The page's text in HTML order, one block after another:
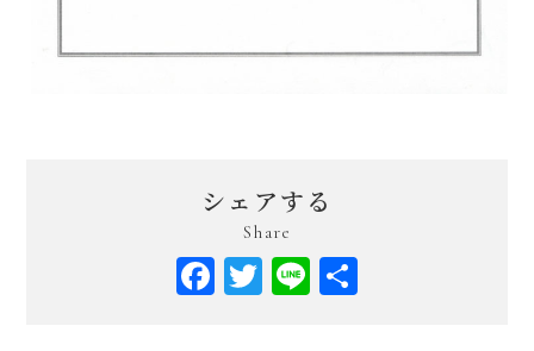
シェアする
Share
Facebook
Twitter
Line